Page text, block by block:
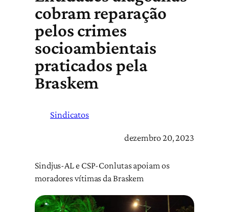
cobram reparação
pelos crimes
socioambientais
praticados pela
Braskem
Sindicatos
dezembro 20, 2023
Sindjus-AL e CSP-Conlutas apoiam os
moradores vítimas da Braskem